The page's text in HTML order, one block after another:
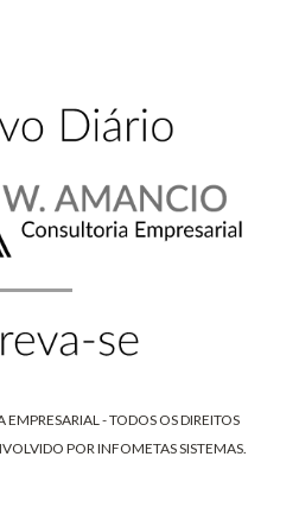
- TODOS OS DIREITOS
POR INFOMETAS SISTEMAS